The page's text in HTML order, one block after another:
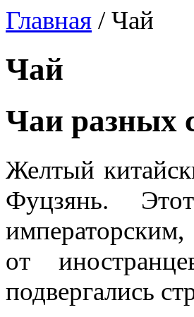
Главная /Чай
Чай
Чаи разных
Желтый
Фуцзянь.
императорским,
от
подвергались